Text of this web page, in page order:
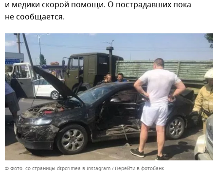
и медики скорой помощи. О пострадавших пока
не сообщается.
© Фото: со страницы dtpcrimea в Instagram Перейти в фотобанк